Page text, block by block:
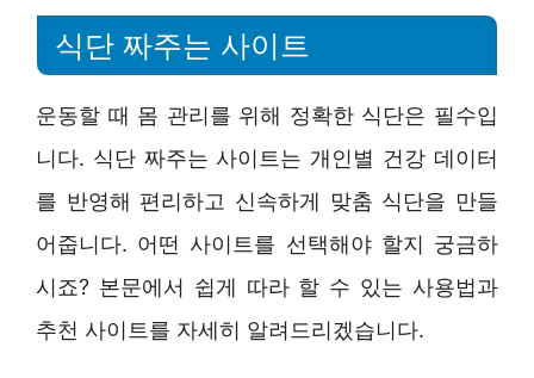
식단 짜주는 사이트
운동할 때 몸 관리를 위해 정확한 식단은 필수입
니다. 식단 짜주는 사이트는 개인별 건강 데이터
를 반영해 편리하고 신속하게 맞춤 식단을 만들
어줍니다. 어떤 사이트를 선택해야 할지 궁금하
시죠? 본문에서 쉽게 따라 할 수 있는 사용법과
추천 사이트를 자세히 알려드리겠습니다.